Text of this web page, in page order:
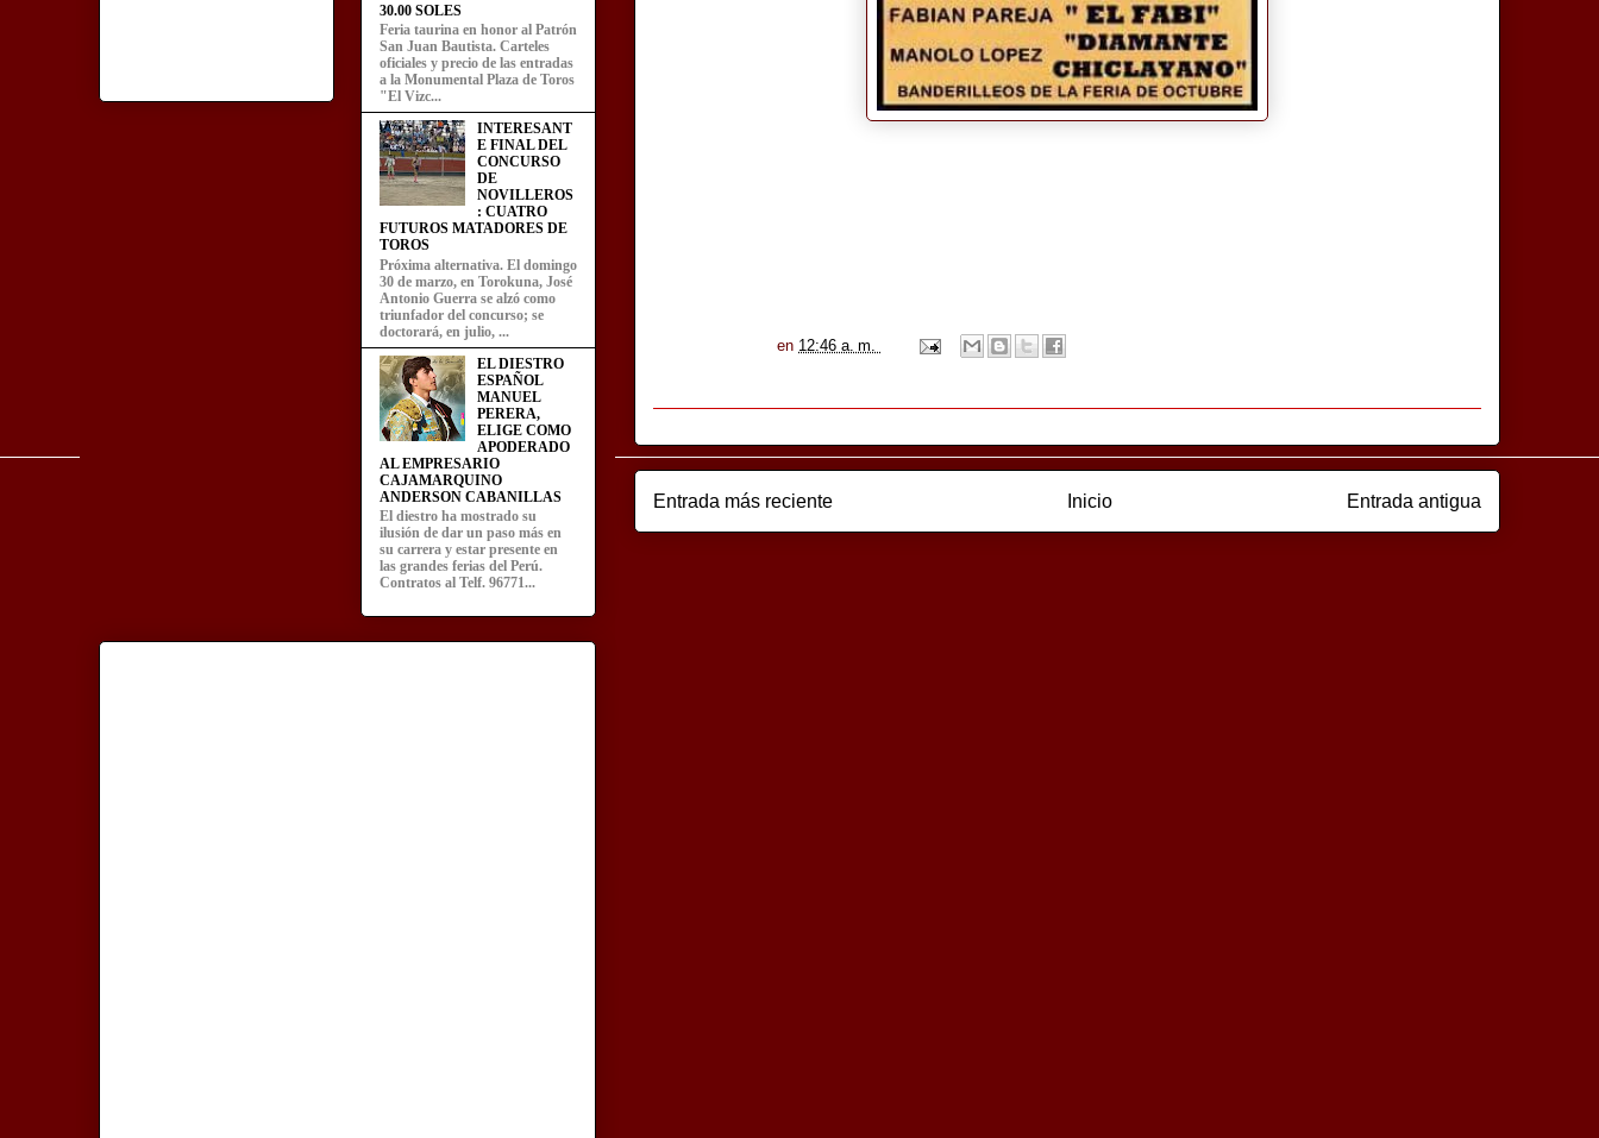
en 12:46 a. m.
Entrada más reciente Entrada antigua
Inicio
30.00 SOLES
Feria taurina en honor al Patrón
San Juan Bautista. Carteles
oficiales y precio de las entradas
a la Monumental Plaza de Toros
"El Vizc...
INTERESANT
E FINAL DEL
CONCURSO
DE
NOVILLEROS
: CUATRO
FUTUROS MATADORES DE
TOROS
Próxima alternativa. El domingo
30 de marzo, en Torokuna, José
Antonio Guerra se alzó como
triunfador del concurso; se
doctorará, en julio, ...
EL DIESTRO
ESPAÑOL
MANUEL
PERERA,
ELIGE COMO
APODERADO
AL EMPRESARIO
CAJAMARQUINO
ANDERSON CABANILLAS
El diestro ha mostrado su
ilusión de dar un paso más en
su carrera y estar presente en
las grandes ferias del Perú.
Contratos al Telf. 96771...